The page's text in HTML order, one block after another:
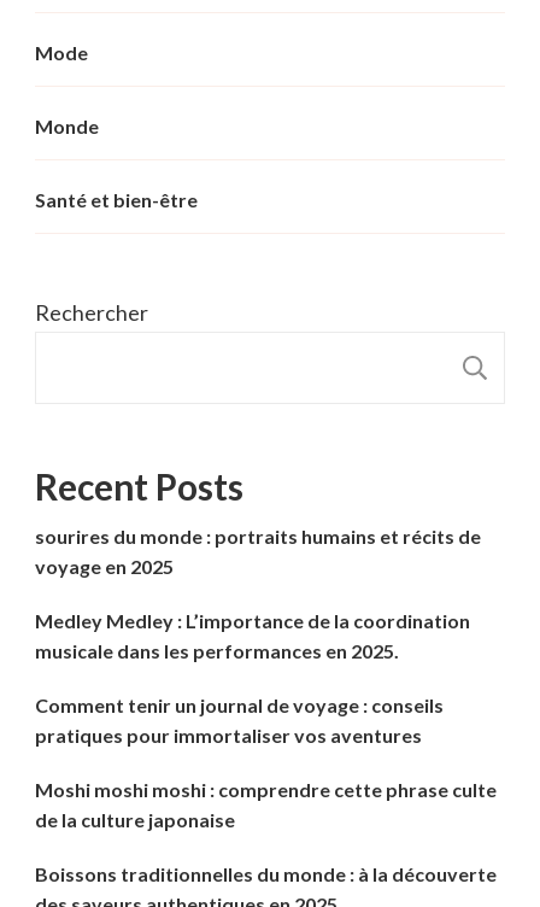
Mode
Monde
Santé et bien-être
Rechercher
Recent Posts
sourires du monde : portraits humains et récits de
voyage en 2025
Medley Medley : L’importance de la coordination
musicale dans les performances en 2025.
Comment tenir un journal de voyage : conseils
pratiques pour immortaliser vos aventures
Moshi moshi moshi : comprendre cette phrase culte
de la culture japonaise
Boissons traditionnelles du monde : à la découverte